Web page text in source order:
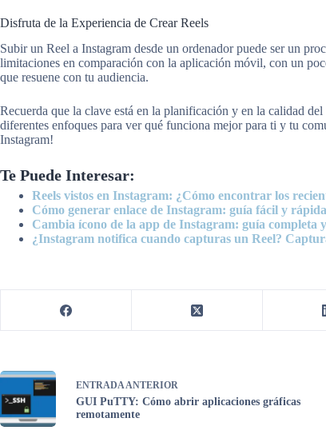
Disfruta de la Experiencia de Crear Reels
Subir un Reel a Instagram desde un ordenador puede ser un
limitaciones en comparación con la aplicación móvil, con un
que resuene con tu audiencia.
Recuerda que la clave está en la planificación y en la calidad
diferentes enfoques para ver qué funciona mejor para ti y tu
Instagram!
Te Puede Interesar:
Reels vistos en Instagram: ¿Cómo encontrar los
Cómo generar enlace de Instagram: guía fácil y rápida
Cambia ícono de la app de Instagram: guía completa
¿Instagram notifica cuando capturas un Reel?
ENTRADAANTERIOR
GUI PuTTY: Cómo abrir aplicaciones gráficas
remotamente